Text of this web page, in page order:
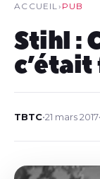
ACCUEIL› PUB
Stihl :
TBTC•21 mars 2017